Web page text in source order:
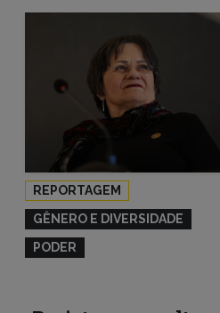
REPORTAGEM
GÊNERO E DIVERSIDADE
PODER